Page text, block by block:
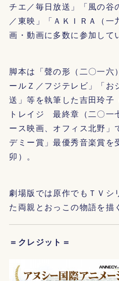
チエ／毎日放送」「風の谷
／東映」「ＡＫＩＲＡ（一
画・動画に多数に参加して
脚本は「聲の形（二〇一六
ールＺ／フジテレビ」「お
送」等を執筆した吉田玲子
トレイジ 最終章（二〇一
ース映画、オフィス北野」
デミー賞」最優秀音楽賞を
卯）。
劇場版では原作でもＴＶシ
た両親とおっこの物語を描
＝クレジット＝